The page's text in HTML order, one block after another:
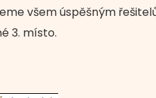
všem úspěšným
3. místo.